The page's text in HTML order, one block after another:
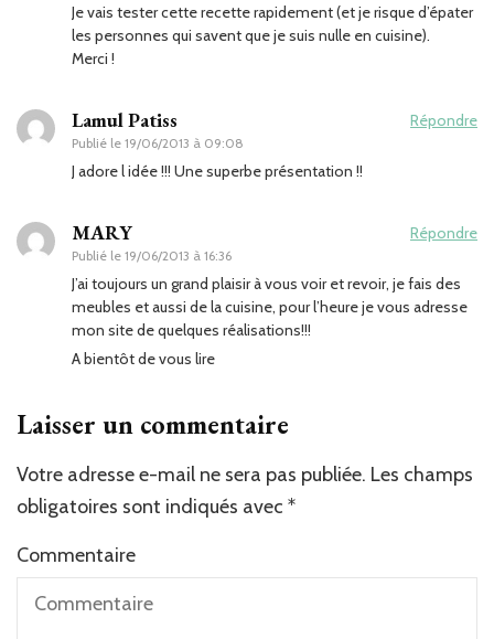
Je vais tester cette recette rapidement (et je risque d’épater
les personnes qui savent que je suis nulle en cuisine).
Merci !
Lamul Patiss
Publié le 19/06/2013 à 09:08
Répondre
J adore l idée !!! Une superbe présentation !!
MARY
Publié le 19/06/2013 à 16:36
Répondre
J’ai toujours un grand plaisir à vous voir et revoir, je fais des
meubles et aussi de la cuisine, pour l’heure je vous adresse
mon site de quelques réalisations!!!
A bientôt de vous lire
Laisser un commentaire
Votre adresse e-mail ne sera pas publiée. Les champs
obligatoires sont indiqués avec *
Commentaire